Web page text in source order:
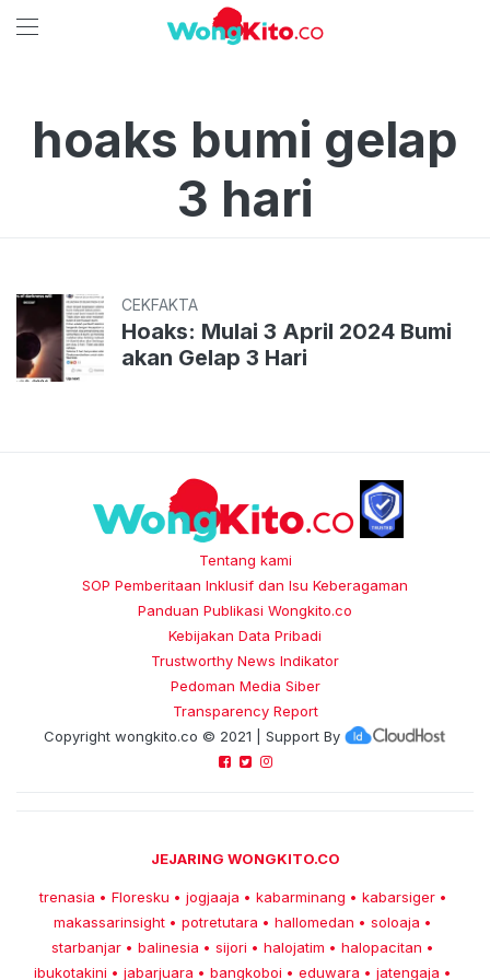
hoaks bumi gelap
3 hari
CEKFAKTA
Hoaks: Mulai 3 April 2024 Bumi
akan Gelap 3 Hari
Tentang kami
SOP Pemberitaan Inklusif dan Isu Keberagaman
Panduan Publikasi Wongkito.co
Kebijakan Data Pribadi
Trustworthy News Indikator
Pedoman Media Siber
Transparency Report
Copyright wongkito.co © 2021 | Support By
JEJARING WONGKITO.CO
trenasia • Floresku • jogjaaja • kabarminang • kabarsiger •
makassarinsight • potretutara • hallomedan • soloaja •
starbanjar • balinesia • sijori • halojatim • halopacitan •
ibukotakini • jabarjuara • bangkoboi • eduwara • jatengaja •